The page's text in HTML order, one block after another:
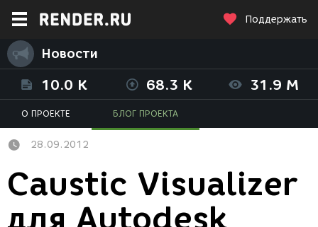
Поддержать
Новости
10.0 K 68.3 K 31.9 M
О ПРОЕКТЕ БЛОГ ПРОЕКТА
28.09.2012
Caustic Visualizer
для Autodesk